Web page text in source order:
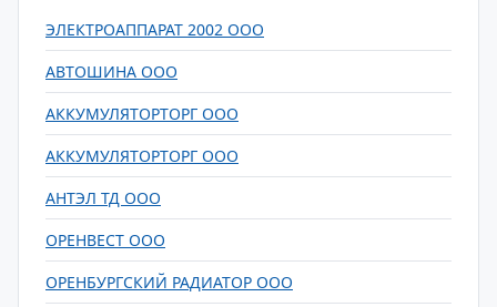
ЭЛЕКТРОАППАРАТ 2002 ООО
АВТОШИНА ООО
АККУМУЛЯТОРТОРГ ООО
АККУМУЛЯТОРТОРГ ООО
АНТЭЛ ТД ООО
ОРЕНВЕСТ ООО
ОРЕНБУРГСКИЙ РАДИАТОР ООО